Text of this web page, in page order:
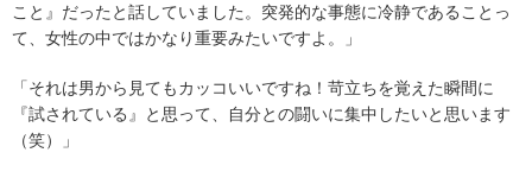
こと』だったと話していました。突発的な事態に冷静であることっ
て、女性の中ではかなり重要みたいですよ。」
「それは男から見てもカッコいいですね！苛立ちを覚えた瞬間に
『試されている』と思って、自分との闘いに集中したいと思います
（笑）」